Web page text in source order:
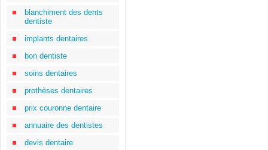
blanchiment des dents
dentiste
implants dentaires
bon dentiste
soins dentaires
prothèses dentaires
prix couronne dentaire
annuaire des dentistes
devis dentaire